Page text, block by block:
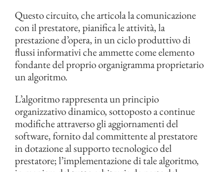
Questo circuito, che articola la comunicazione
con il prestatore, pianifica le attività, la
prestazione d’opera, in un ciclo produttivo di
flussi informativi che ammette come elemento
fondante del proprio organigramma proprietario
un algoritmo.
L’algoritmo rappresenta un principio
organizzativo dinamico, sottoposto a continue
modifiche attraverso gli aggiornamenti del
software, fornito dal committente al prestatore
in dotazione al supporto tecnologico del
prestatore; l’implementazione di tale algoritmo,